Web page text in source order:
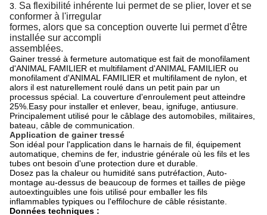
3. Sa flexibilité inhérente lui permet de se plier, lover et se
conformer à l'irregular
formes, alors que sa conception ouverte lui permet d'être
installée sur accompli
assemblées.
Gainer tressé à fermeture automatique est fait de monofilament
d'ANIMAL FAMILIER et multifilament d'ANIMAL FAMILIER ou
monofilament d'ANIMAL FAMILIER et multifilament de nylon, et
alors il est naturellement roulé dans un petit pain par un
processus spécial. La couverture d'enroulement peut atteindre
25%.Easy pour installer et enlever, beau, ignifuge, antiusure.
Principalement utilisé pour le câblage des automobiles, militaires,
bateau, câble de communication.
Application de gainer tressé
Son idéal pour l'application dans le harnais de fil, équipement
automatique, chemins de fer, industrie générale où les fils et les
tubes ont besoin d'une protection dure et durable.
Dosez pas la chaleur ou humidité sans putréfaction, Auto-
montage au-dessus de beaucoup de formes et tailles de piège
autoextinguibles une fois utilisé pour emballer les fils
inflammables typiques ou l'effilochure de câble résistante.
Données techniques :